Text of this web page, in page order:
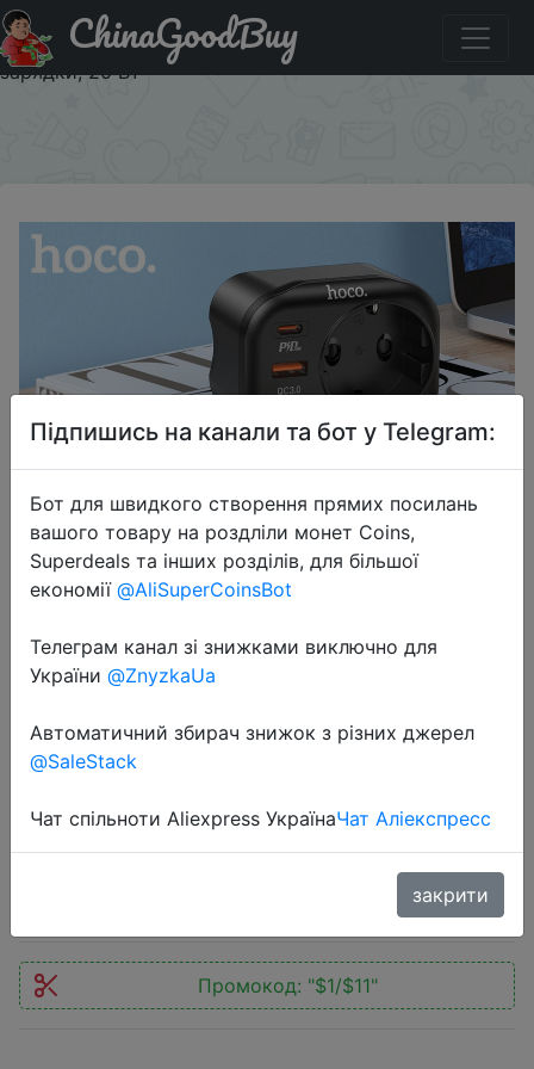
Паридбати з промокодом $1/$11 Зарядное устройство
HOCO с 2 USB-портами и поддержкой быстрой
зарядки, 20 Вт
ChinaGoodBuy
Зарядное устройство HOCO с 2
USB-портами и поддержкой
Промокод: "$1/$11"
Підпишись на канали та бот у Telegram:
Бот для швидкого створення прямих посилань
вашого товару на роздліли монет Coins,
Superdeals та інших розділів, для більшої
економії @AliSuperCoinsBot
Телеграм канал зі знижками виключно для
України @ZnyzkaUa
Автоматичний збирач знижок з різних джерел
@SaleStack
Чат спільноти Aliexpress УкраїнаЧат Аліекспресс
закрити